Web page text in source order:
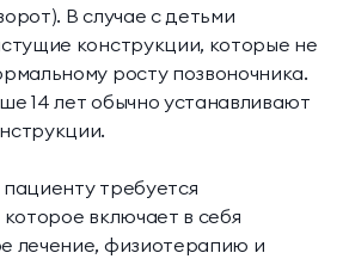
В случае с детьми
конструкции, которые не
росту позвоночника.
14 лет обычно устанавливают
требуется
включает в себя
лечение, физиотерапию и